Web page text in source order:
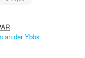
an der Ybbs